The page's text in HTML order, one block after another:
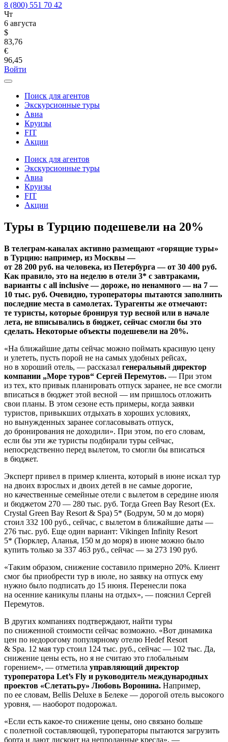
8 (800) 551 70 42
Чт
6 августа
$
83,76
€
96,45
Войти
Поиск для агентов
Экскурсионные туры
Авиа
Круизы
FIT
Акции
Поиск для агентов
Экскурсионные туры
Авиа
Круизы
FIT
Акции
Туры в Турцию подешевели на 20%
В телеграм-каналах активно размещают «горящие туры»
в Турцию: например, из Москвы —
от 28 200 руб. на человека, из Петербурга — от 30 400 руб.
Как правило, это на неделю в отели 3* с завтраками,
варианты с all inclusive — дороже, но ненамного — на 7 —
10 тыс. руб. Очевидно, туроператоры пытаются заполнить
последние места в самолетах. Турагенты же отмечают:
те туристы, которые бронируя тур весной или в начале
лета, не вписывались в бюджет, сейчас смогли бы это
сделать. Некоторые объекты подешевели на 20%.
«На ближайшие даты сейчас можно поймать красивую цену
и улететь, пусть порой не на самых удобных рейсах,
но в хороший отель, — рассказал генеральный директор
компании „Море туров“ Сергей Перемутов. — При этом
из тех, кто привык планировать отпуск заранее, не все смогли
вписаться в бюджет этой весной — им пришлось отложить
свои планы. В этом сезоне есть примеры, когда заявки
туристов, привыкших отдыхать в хороших условиях,
но вынужденных заранее согласовывать отпуск,
до бронирования не доходили». При этом, по его словам,
если бы эти же туристы подбирали туры сейчас,
непосредственно перед вылетом, то смогли бы вписаться
в бюджет.
Эксперт привел в пример клиента, который в июне искал тур
на двоих взрослых и двоих детей в не самые дорогие,
но качественные семейные отели с вылетом в середине июля
и бюджетом 270 — 280 тыс. руб. Тогда Green Bay Resort (Ex.
Crystal Green Bay Resort & Spa) 5* (Бодрум, 50 м до моря)
стоил 332 100 руб., сейчас, с вылетом в ближайшие даты —
276 тыс. руб. Еще один вариант: Vikingen Infinity Resort
5* (Тюрклер, Аланья, 150 м до моря) в июне можно было
купить только за 337 463 руб., сейчас — за 273 190 руб.
«Таким образом, снижение составило примерно 20%. Клиент
смог бы приобрести тур в июле, но заявку на отпуск ему
нужно было подписать до 15 июня. Перенесли пока
на осенние каникулы планы на отдых», — пояснил Сергей
Перемутов.
В других компаниях подтверждают, найти туры
по сниженной стоимости сейчас возможно. «Вот динамика
цен по недорогому популярному отелю Hedef Resort
& Spa. 12 мая тур стоил 124 тыс. руб., сейчас — 102 тыс. Да,
снижение цены есть, но я не считаю это глобальным
горением», — отметила управляющий директор
туроператора Let’s Fly и руководитель международных
проектов «Слетать.ру» Любовь Воронина. Например,
по ее словам, Bellis Deluxe в Белеке — дорогой отель высокого
уровня, — наоборот подорожал.
«Если есть какое-то снижение цены, оно связано больше
с полетной составляющей, туроператоры пытаются загрузить
борта и дают дисконт на непроданные кресла», —